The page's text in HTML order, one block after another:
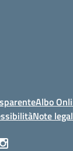
Albo
Note